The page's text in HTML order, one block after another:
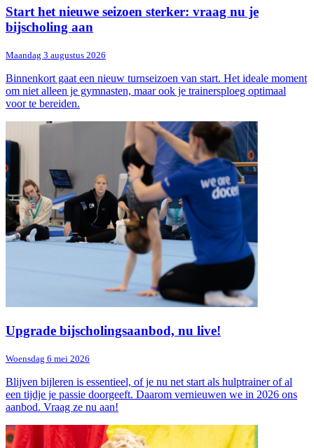
Start het nieuwe seizoen sterker: vraag nu je
bijscholing aan
Maandag 3 augustus 2026
Binnenkort gaat een nieuw turnseizoen van start. Het ideale moment
om niet alleen je gymnasten, maar ook je trainersploeg optimaal
voor te bereiden.
Upgrade bijscholingsaanbod, nu live!
Woensdag 6 mei 2026
Blijven bijleren is essentieel, of je nu net start als hulptrainer of al
een tijdje je passie doorgeeft. Daarom vernieuwen we in 2026 ons
aanbod. Vraag ze nu aan!